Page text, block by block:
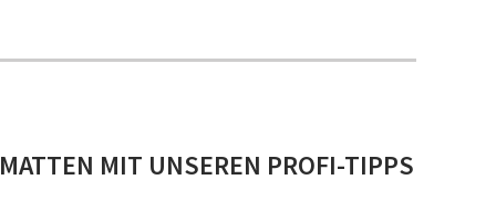
MIT UNSEREN PROFI-TIPPS